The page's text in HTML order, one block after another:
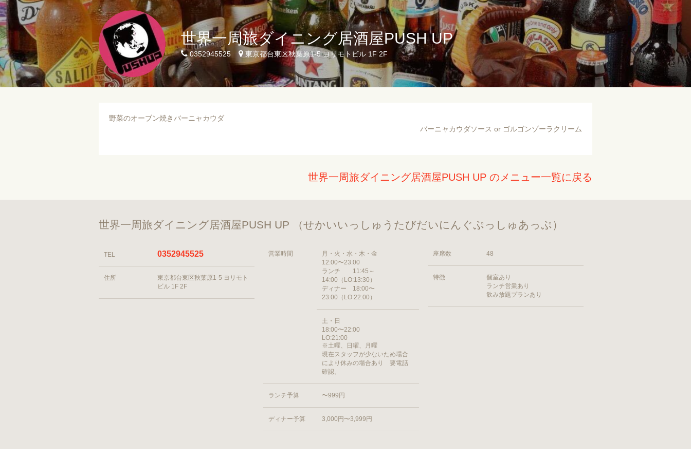
世界一周旅ダイニング居酒屋PUSH UP
0352945525 東京都台東区秋葉原1-5 ヨリモトビル 1F 2F
野菜のオーブン焼きバーニャカウダ
バーニャカウダソース or ゴルゴンゾーラクリーム
世界一周旅ダイニング居酒屋PUSH UP のメニュー一覧に戻る
世界一周旅ダイニング居酒屋PUSH UP （せかいいっしゅうたびだいにんぐぷっしゅあっぷ）
TEL 0352945525
住所
東京都台東区秋葉原1-5 ヨリモト
ビル 1F 2F
営業時間
月・火・水・木・金
12:00〜23:00
ランチ 11:45～
14:00（LO:13:30）
ディナー 18:00〜
23:00（LO:22:00）
土・日
18:00〜22:00
LO:21:00
※土曜、日曜、月曜
現在スタッフが少ないため場合
により休みの場合あり 要電話
確認。
ランチ予算 〜999円
ディナー予算 3,000円〜3,999円
座席数 48
特徴
個室あり
ランチ営業あり
飲み放題プランあり